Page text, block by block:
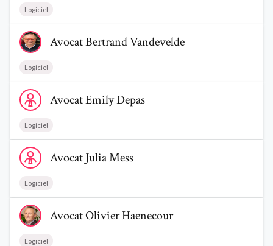
Logiciel
Voir le profil de AvocatBertrand Vandevelde
AvocatBertrandVandevelde
Logiciel
Voir le profil de AvocatEmily Depas
AvocatEmilyDepas
Logiciel
Voir le profil de AvocatJulia Mess
AvocatJuliaMess
Logiciel
Voir le profil de AvocatOlivier Haenecour
AvocatOlivierHaenecour
Logiciel